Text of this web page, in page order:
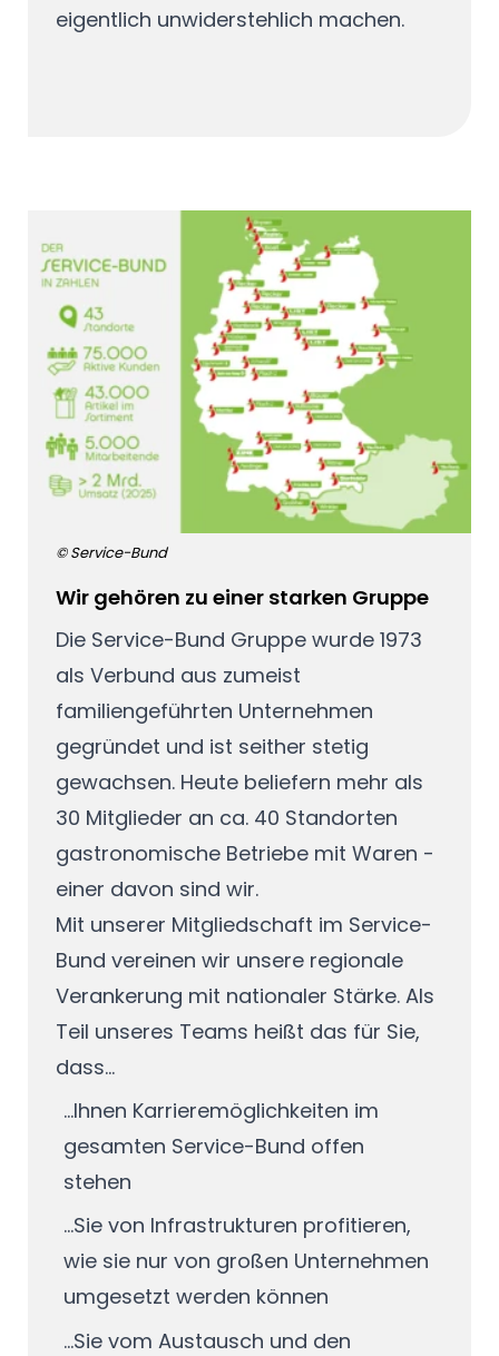
eigentlich unwiderstehlich machen.
Wir gehören zu einer starken Gruppe
Die Service-Bund Gruppe wurde 1973
als Verbund aus zumeist
familiengeführten Unternehmen
gegründet und ist seither stetig
gewachsen. Heute beliefern mehr als
30 Mitglieder an ca. 40 Standorten
gastronomische Betriebe mit Waren -
einer davon sind wir.
Mit unserer Mitgliedschaft im Service-
Bund vereinen wir unsere regionale
Verankerung mit nationaler Stärke. Als
Teil unseres Teams heißt das für Sie,
dass...
...Ihnen Karrieremöglichkeiten im
gesamten Service-Bund offen
stehen
...Sie von Infrastrukturen profitieren,
wie sie nur von großen Unternehmen
umgesetzt werden können
...Sie vom Austausch und den
© Service-Bund